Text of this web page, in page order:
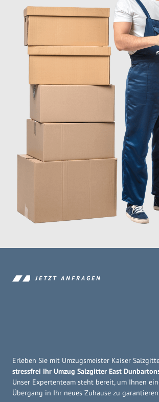
JETZT ANFRAGEN
Erleben Sie mit Umzugsmeister Kaiser
stressfrei Ihr Umzug Salzgitter East
Unser Expertenteam steht bereit, um Ihnen
Übergang in Ihr neues Zuhause zu